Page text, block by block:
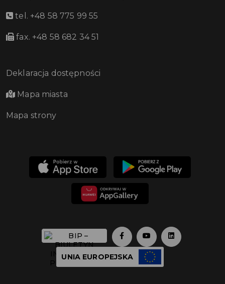
tel. +48 58 775 99 55
fax. +48 58 682 34 51
Deklaracja dostępności
Mapa miasta
Mapa strony
UNIA EUROPEJSKA